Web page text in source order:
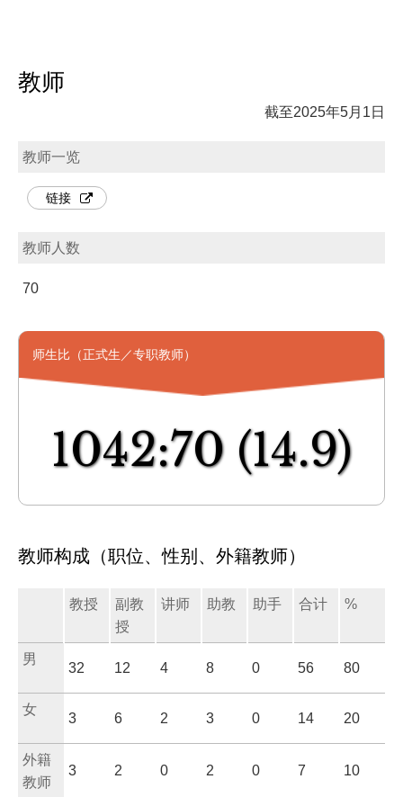
教师
截至2025年5月1日
教师一览
链接
教师人数
70
师生比（正式生／专职教师）
1042:70 (14.9)
教师构成（职位、性别、外籍教师）
教授
副教
授
讲师 助教 助手 合计 %
男
32 12 4 8 0 56 80
女
3 6 2 3 0 14 20
外籍
教师
3 2 0 2 0 7 10